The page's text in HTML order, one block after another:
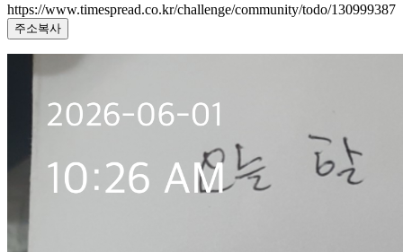
https://www.timespread.co.kr/challenge/community/todo/130999387
주소복사